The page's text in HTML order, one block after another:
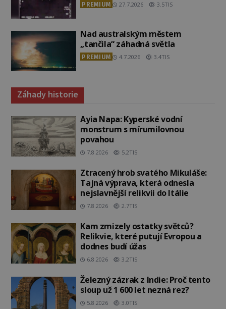
PREMIUM 27.7.2026 3.5TIS
Nad australským městem
„tančila“ záhadná světla
PREMIUM 4.7.2026 3.4TIS
Záhady historie
Ayia Napa: Kyperské vodní
monstrum s mírumilovnou
povahou
7.8.2026 5.2TIS
Ztracený hrob svatého Mikuláše:
Tajná výprava, která odnesla
nejslavnější relikvii do Itálie
7.8.2026 2.7TIS
Kam zmizely ostatky světců?
Relikvie, které putují Evropou a
dodnes budí úžas
6.8.2026 3.2TIS
Železný zázrak z Indie: Proč tento
sloup už 1 600 let nezná rez?
5.8.2026 3.0TIS